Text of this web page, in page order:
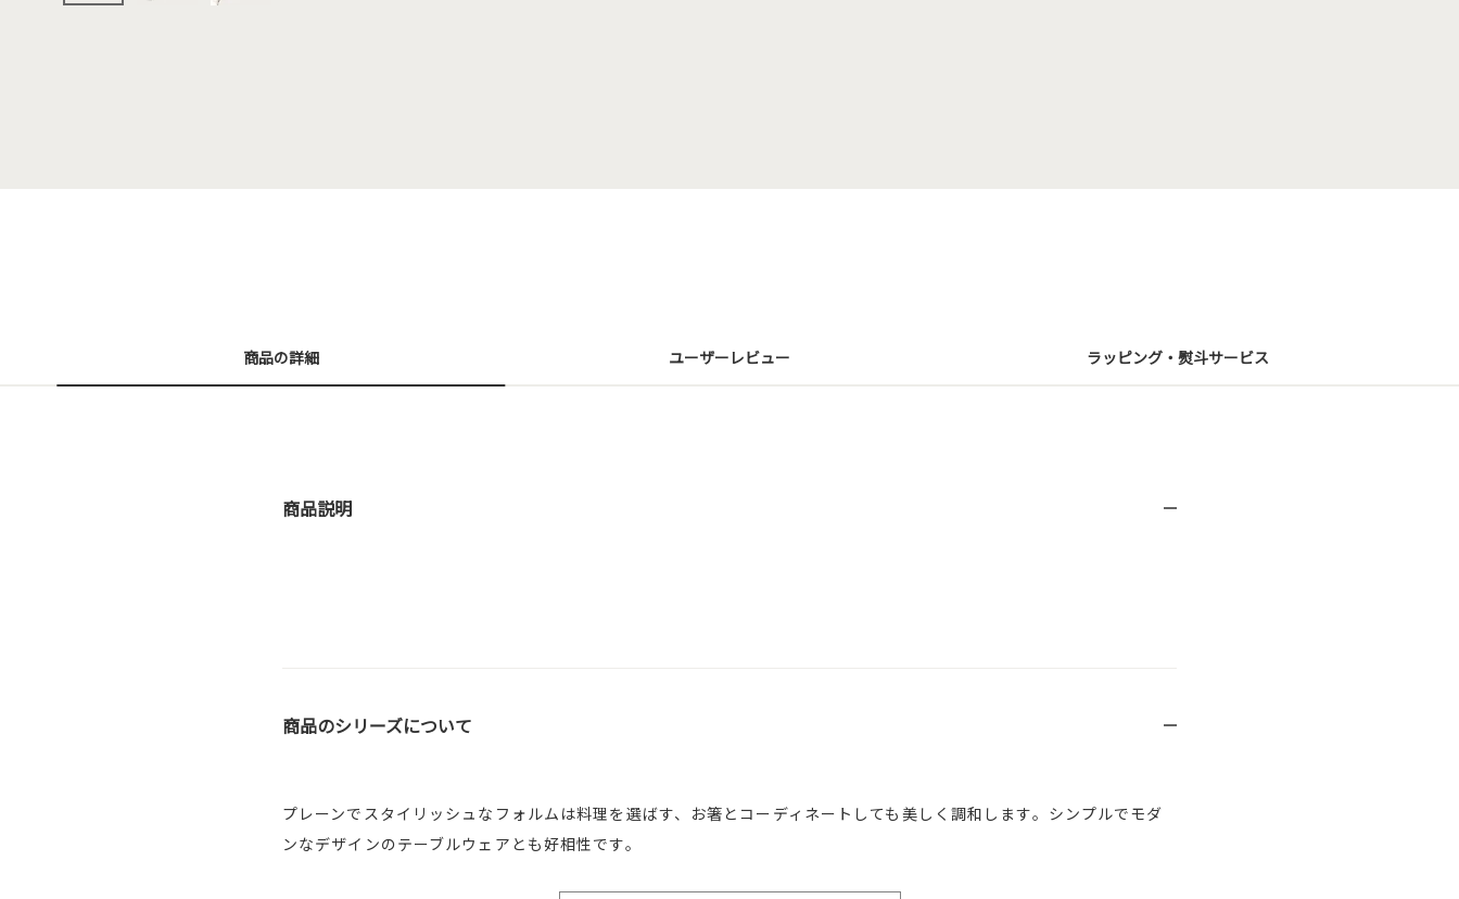
商品の詳細 ユーザーレビュー ラッピング・熨斗サービス
商品説明
商品のシリーズについて
プレーンでスタイリッシュなフォルムは料理を選ばす、お箸とコーディネートしても美しく調和します。シンプルでモダ
ンなデザインのテーブルウェアとも好相性です。